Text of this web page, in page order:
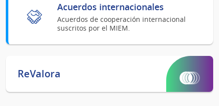
Acuerdos internacionales
Acuerdos de cooperación internacional
suscritos por el MIEM.
ReValora